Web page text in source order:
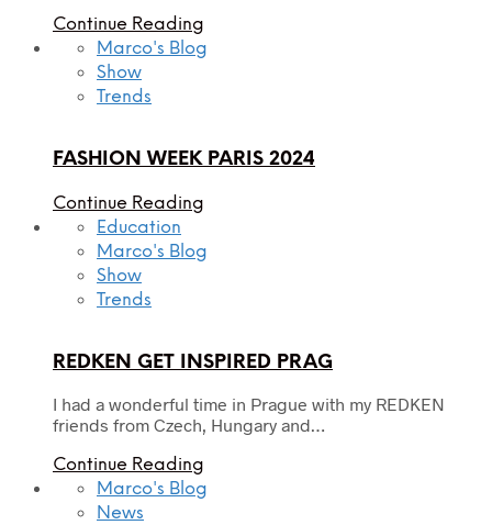
Continue Reading
Marco's Blog
Show
Trends
FASHION WEEK PARIS 2024
Continue Reading
Education
Marco's Blog
Show
Trends
REDKEN GET INSPIRED PRAG
I had a wonderful time in Prague with my REDKEN
friends from Czech, Hungary and…
Continue Reading
Marco's Blog
News